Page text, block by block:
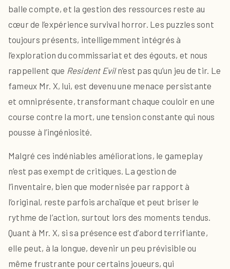
balle compte, et la gestion des ressources reste au
cœur de l’expérience survival horror. Les puzzles sont
toujours présents, intelligemment intégrés à
l’exploration du commissariat et des égouts, et nous
rappellent que Resident Eviln’est pas qu’un jeu de tir. Le
fameux Mr. X, lui, est devenu une menace persistante
et omniprésente, transformant chaque couloir en une
course contre la mort, une tension constante qui nous
pousse à l’ingéniosité.
Malgré ces indéniables améliorations, le gameplay
n’est pas exempt de critiques. La gestion de
l’inventaire, bien que modernisée par rapport à
l’original, reste parfois archaïque et peut briser le
rythme de l’action, surtout lors des moments tendus.
Quant à Mr. X, si sa présence est d’abord terrifiante,
elle peut, à la longue, devenir un peu prévisible ou
même frustrante pour certains joueurs, qui